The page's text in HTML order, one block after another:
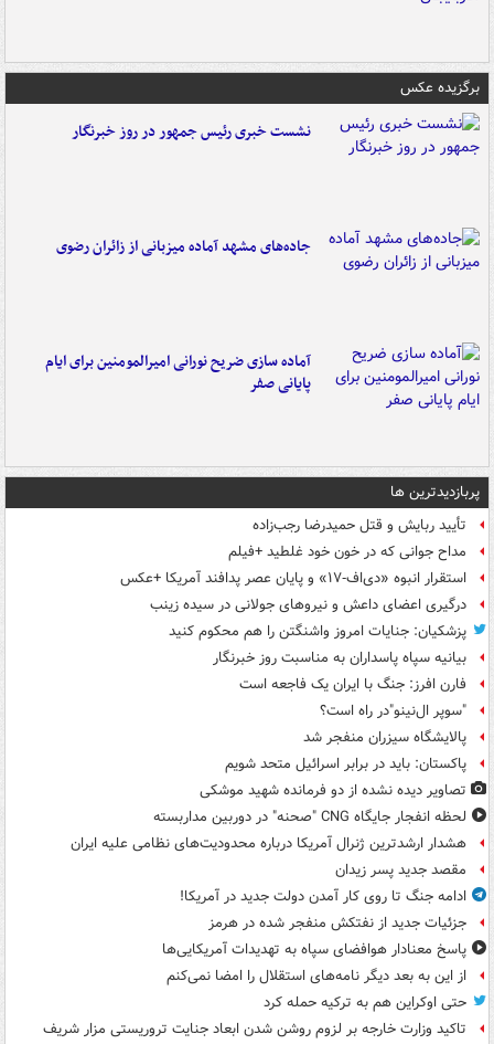
برگزیده عکس
نشست خبری رئیس جمهور در روز خبرنگار
جاده‌های مشهد آماده میزبانی از زائران رضوی
آماده سازی ضریح نورانی امیرالمومنین برای ایام
پایانی صفر
پربازدیدترین ها
تأیید ربایش و قتل حمیدرضا رجب‌زاده
مداح جوانی که در خون خود غلطید +فیلم
استقرار انبوه «دی‌اف‑۱۷» و پایان عصر پدافند آمریکا +عکس
درگیری اعضای داعش و نیروهای جولانی در سیده زینب
پزشکیان: جنایات امروز واشنگتن را هم محکوم کنید
بیانیه سپاه پاسداران به مناسبت روز خبرنگار
فارن افرز: جنگ با ایران یک فاجعه است
"سوپر ال‌نینو"در راه است؟
پالایشگاه سیزران منفجر شد
پاکستان: باید در برابر اسرائیل متحد شویم
تصاویر دیده‌ نشده از دو فرمانده شهید موشکی
لحظه انفجار جایگاه CNG "صحنه" در دوربین مداربسته
هشدار ارشدترین ژنرال آمریکا درباره محدودیت‌های نظامی علیه ایران
مقصد جدید پسر زیدان
ادامه جنگ تا روی کار آمدن دولت جدید در آمریکا!
جزئیات جدید از نفتکش منفجر شده در هرمز
پاسخ معنادار هوافضای سپاه به تهدیدات آمریکایی‌ها
از این به بعد دیگر نامه‌های استقلال را امضا نمی‌کنم
حتی اوکراین هم به ترکیه حمله کرد
تاکید وزارت خارجه بر لزوم روشن شدن ابعاد جنایت تروریستی مزار شریف